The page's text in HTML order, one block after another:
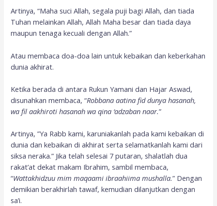
Artinya, “Maha suci Allah, segala puji bagi Allah, dan tiada
Tuhan melainkan Allah, Allah Maha besar dan tiada daya
maupun tenaga kecuali dengan Allah.”
Atau membaca doa-doa lain untuk kebaikan dan keberkahan
dunia akhirat.
Ketika berada di antara Rukun Yamani dan Hajar Aswad,
disunahkan membaca, “Robbana aatina fid dunya hasanah,
wa fil aakhiroti hasanah wa qina ‘adzaban naar.”
Artinya, ”Ya Rabb kami, karuniakanlah pada kami kebaikan di
dunia dan kebaikan di akhirat serta selamatkanlah kami dari
siksa neraka.” Jika telah selesai 7 putaran, shalatlah dua
rakat’at dekat makam Ibrahim, sambil membaca,
“Wattakhidzuu mim maqaami ibraahiima mushalla.” Dengan
demikian berakhirlah tawaf, kemudian dilanjutkan dengan
sa’i.